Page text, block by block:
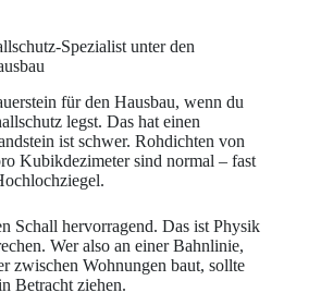
Spezialist unter den
für den Hausbau, wenn du
legst. Das hat einen
ist schwer. Rohdichten von
Kubikdezimeter sind normal – fast
Schall hervorragend. Das ist Physik
Wer also an einer Bahnlinie,
zwischen Wohnungen baut, sollte
Betracht ziehen.